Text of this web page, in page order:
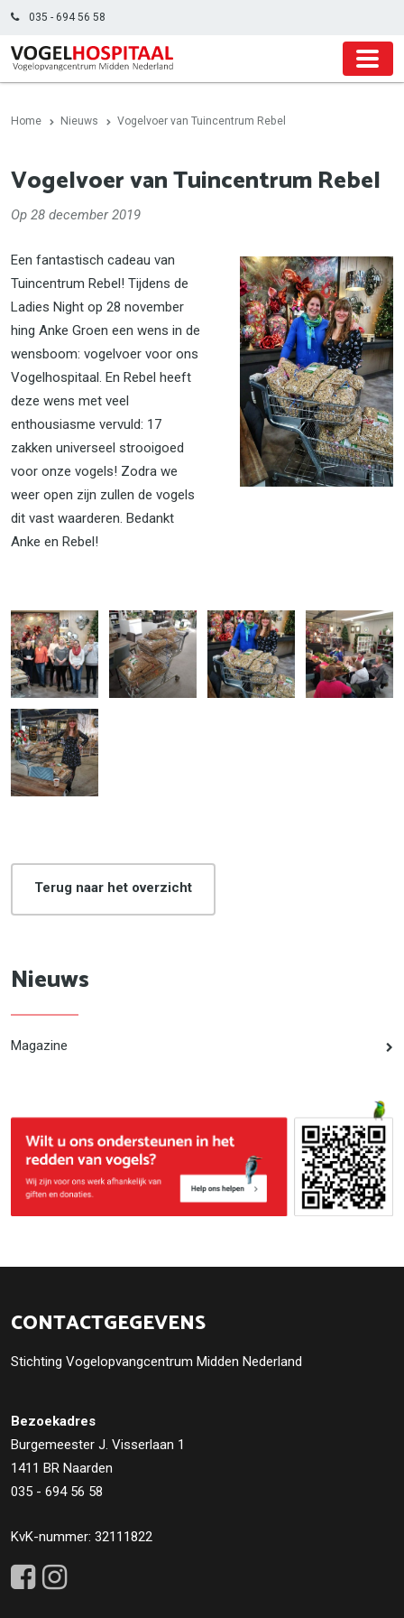
035 - 694 56 58
Home Nieuws Vogelvoer van Tuincentrum Rebel
Vogelvoer van Tuincentrum Rebel
Op 28 december 2019
Een fantastisch cadeau van
Tuincentrum Rebel! Tijdens de
Ladies Night op 28 november
hing Anke Groen een wens in de
wensboom: vogelvoer voor ons
Vogelhospitaal. En Rebel heeft
deze wens met veel
enthousiasme vervuld: 17
zakken universeel strooigoed
voor onze vogels! Zodra we
weer open zijn zullen de vogels
dit vast waarderen. Bedankt
Anke en Rebel!
Terug naar het overzicht
Nieuws
Magazine
CONTACTGEGEVENS
Stichting Vogelopvangcentrum Midden Nederland
Bezoekadres
Burgemeester J. Visserlaan 1
1411 BR Naarden
035 - 694 56 58
KvK-nummer: 32111822